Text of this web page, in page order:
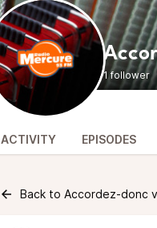
1 follower
ACTIVITY EPISODES
Back to Accordez-donc